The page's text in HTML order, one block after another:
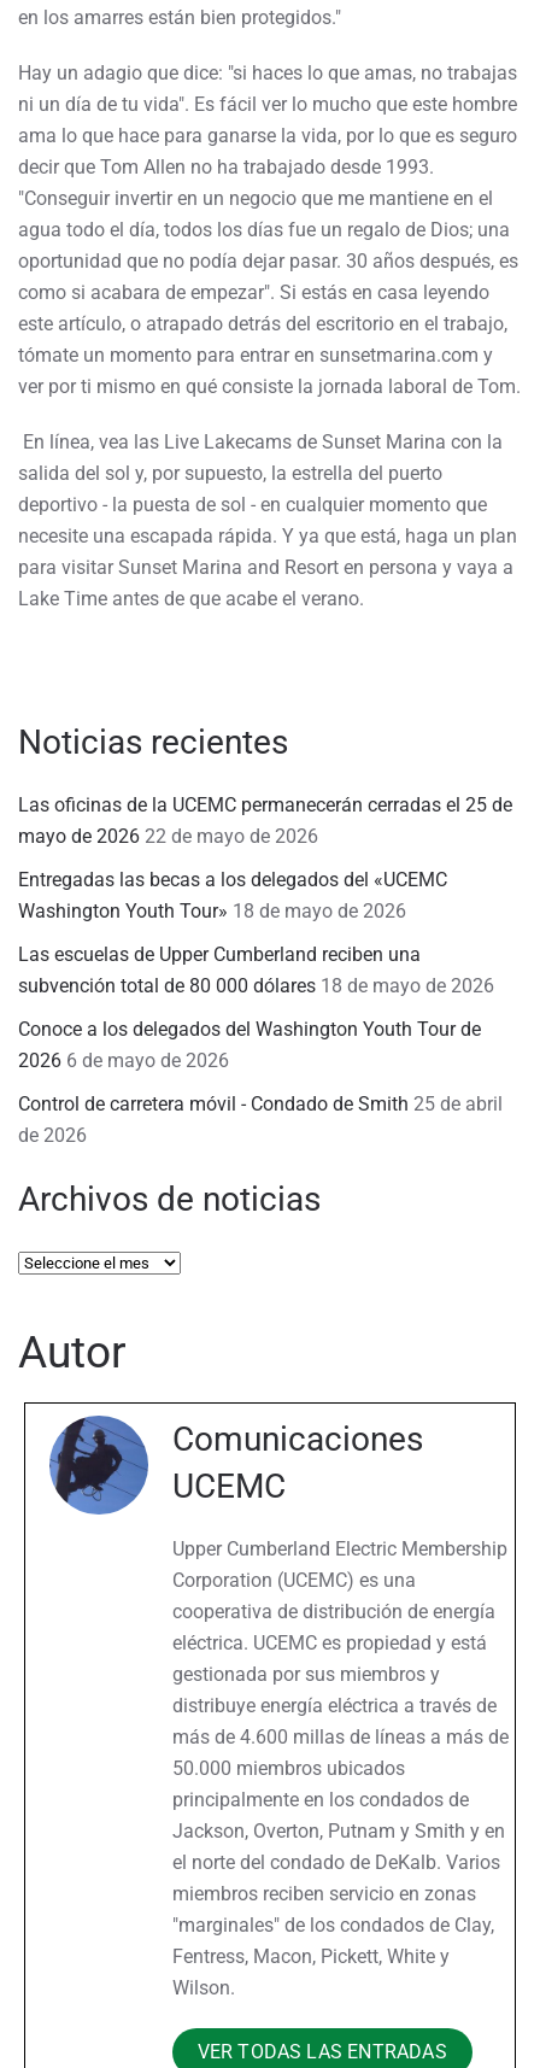
en los amarres están bien protegidos."
Hay un adagio que dice: "si haces lo que amas, no trabajas
ni un día de tu vida". Es fácil ver lo mucho que este hombre
ama lo que hace para ganarse la vida, por lo que es seguro
decir que Tom Allen no ha trabajado desde 1993.
"Conseguir invertir en un negocio que me mantiene en el
agua todo el día, todos los días fue un regalo de Dios; una
oportunidad que no podía dejar pasar. 30 años después, es
como si acabara de empezar". Si estás en casa leyendo
este artículo, o atrapado detrás del escritorio en el trabajo,
tómate un momento para entrar en sunsetmarina.com y
ver por ti mismo en qué consiste la jornada laboral de Tom.
En línea, vea las Live Lakecams de Sunset Marina con la
salida del sol y, por supuesto, la estrella del puerto
deportivo - la puesta de sol - en cualquier momento que
necesite una escapada rápida. Y ya que está, haga un plan
para visitar Sunset Marina and Resort en persona y vaya a
Lake Time antes de que acabe el verano.
Noticias recientes
Las oficinas de la UCEMC permanecerán cerradas el 25 de
mayo de 2026 22 de mayo de 2026
Entregadas las becas a los delegados del «UCEMC
Washington Youth Tour» 18 de mayo de 2026
Las escuelas de Upper Cumberland reciben una
subvención total de 80 000 dólares 18 de mayo de 2026
Conoce a los delegados del Washington Youth Tour de
2026 6 de mayo de 2026
Control de carretera móvil - Condado de Smith 25 de abril
de 2026
Archivos de noticias
Archivos
Autor
Comunicaciones
UCEMC
Upper Cumberland Electric Membership
Corporation (UCEMC) es una
cooperativa de distribución de energía
eléctrica. UCEMC es propiedad y está
gestionada por sus miembros y
distribuye energía eléctrica a través de
más de 4.600 millas de líneas a más de
50.000 miembros ubicados
principalmente en los condados de
Jackson, Overton, Putnam y Smith y en
el norte del condado de DeKalb. Varios
miembros reciben servicio en zonas
"marginales" de los condados de Clay,
Fentress, Macon, Pickett, White y
Wilson.
VER TODAS LAS ENTRADAS